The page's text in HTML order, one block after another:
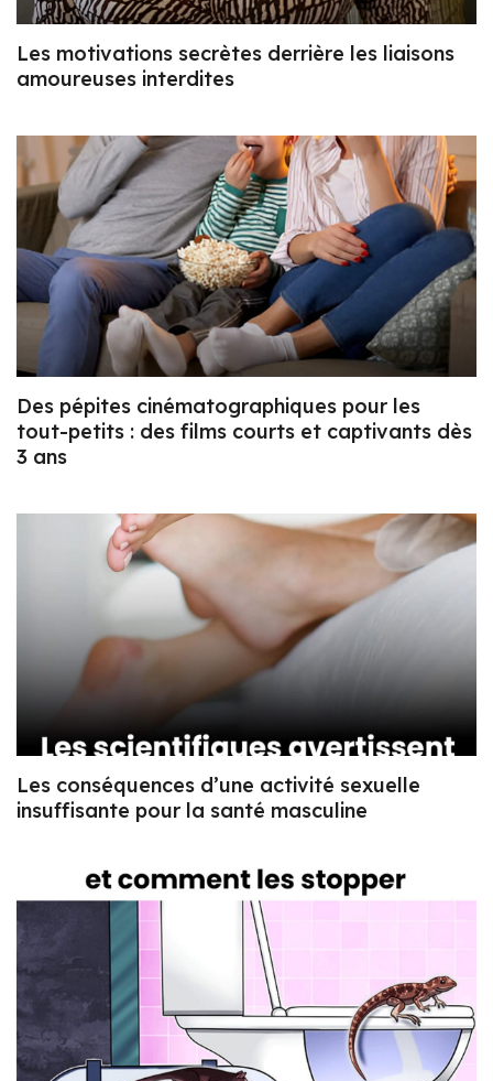
Les motivations secrètes derrière les liaisons
amoureuses interdites
Des pépites cinématographiques pour les
tout-petits : des films courts et captivants dès
3 ans
Les conséquences d’une activité sexuelle
insuffisante pour la santé masculine